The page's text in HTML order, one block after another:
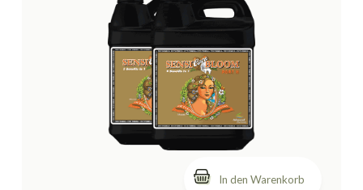
In den Warenkorb